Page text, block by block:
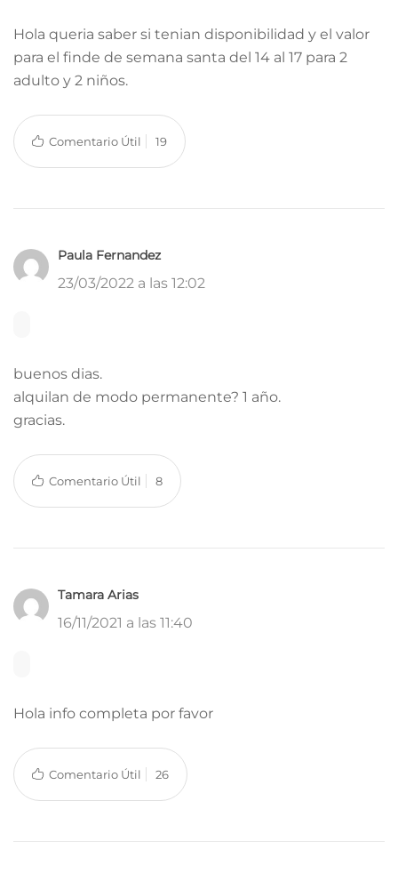
Hola queria saber si tenian disponibilidad y el valor
para el finde de semana santa del 14 al 17 para 2
adulto y 2 niños.
Comentario Útil 19
Paula Fernandez
23/03/2022 a las 12:02
buenos dias.
alquilan de modo permanente? 1 año.
gracias.
Comentario Útil 8
Tamara Arias
16/11/2021 a las 11:40
Hola info completa por favor
Comentario Útil 26